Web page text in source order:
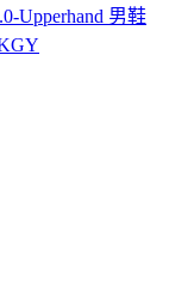
Upperhand 男鞋